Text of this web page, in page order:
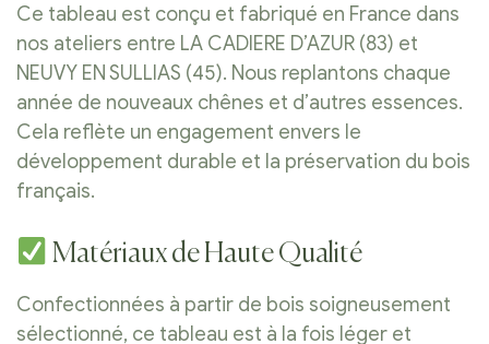
Ce tableau est conçu et fabriqué en France dans
nos ateliers entre LA CADIERE D’AZUR (83) et
NEUVY EN SULLIAS (45). Nous replantons chaque
année de nouveaux chênes et d’autres essences.
Cela reflète un engagement envers le
développement durable et la préservation du bois
français.
Matériaux de Haute Qualité
Confectionnées à partir de bois soigneusement
sélectionné, ce tableau est à la fois léger et